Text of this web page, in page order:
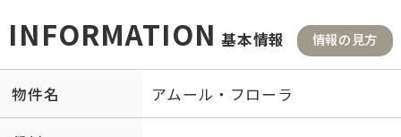
INFORMATION 基本情報 情報の見方
物件名 アムール・フローラ